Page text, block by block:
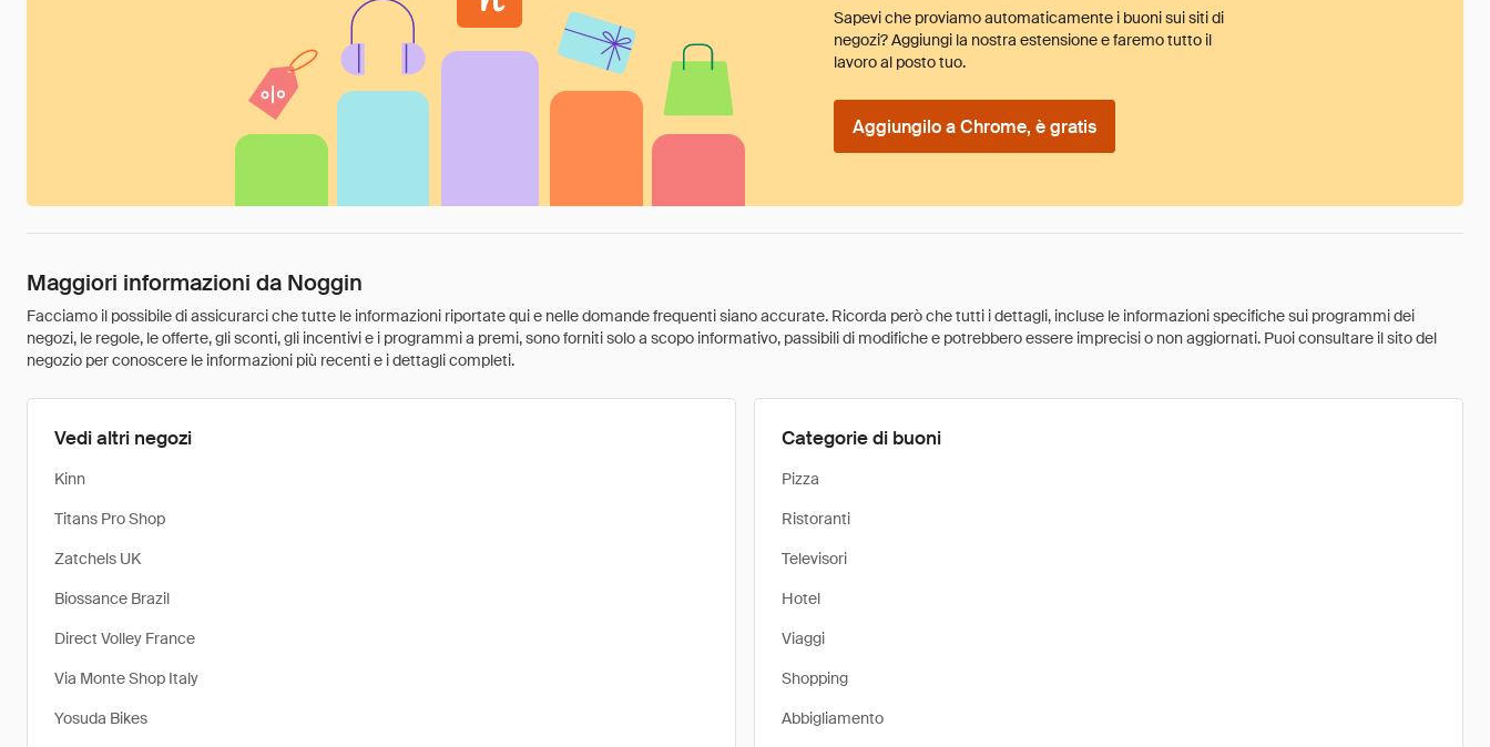
Sapevi che proviamo automaticamente i buoni sui siti di
negozi? Aggiungi la nostra estensione e faremo tutto il
lavoro al posto tuo.
Aggiungilo a Chrome, è gratis
Maggiori informazioni da Noggin
Facciamo il possibile di assicurarci che tutte le informazioni riportate qui e nelle domande frequenti siano accurate. Ricorda però che tutti i dettagli, incluse le informazioni specifiche sui programmi dei
negozi, le regole, le offerte, gli sconti, gli incentivi e i programmi a premi, sono forniti solo a scopo informativo, passibili di modifiche e potrebbero essere imprecisi o non aggiornati. Puoi consultare il sito del
negozio per conoscere le informazioni più recenti e i dettagli completi.
Vedi altri negozi
Kinn
Titans Pro Shop
Zatchels UK
Biossance Brazil
Direct Volley France
Via Monte Shop Italy
Yosuda Bikes
Categorie di buoni
Pizza
Ristoranti
Televisori
Hotel
Viaggi
Shopping
Abbigliamento